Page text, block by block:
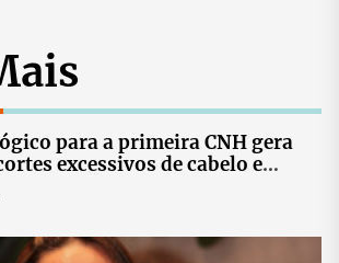
para a primeira CNH gera
excessivos de cabelo e